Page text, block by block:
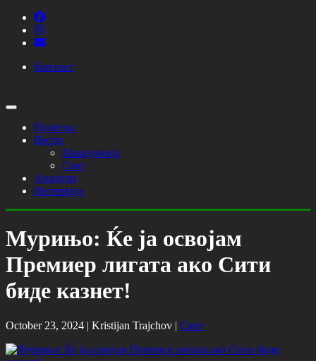
Контакт
Почетна
Вести
Македонија
Свет
Анализи
Интервјуа
Мурињо: Ќе ја освојам
Премиер лигата ако Сити
биде казнет!
October 23, 2024 | Kristijan Trajchov | Свет